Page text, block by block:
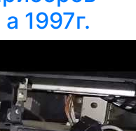
1997г.